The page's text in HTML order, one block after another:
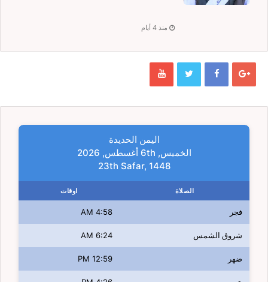
منذ 4 أيام
اليمن الحديدة
الخميس, 6th أغسطس, 2026
23th Safar, 1448
الصلاة اوقات
فجر 4:58 AM
شروق الشمس 6:24 AM
ضهر 12:59 PM